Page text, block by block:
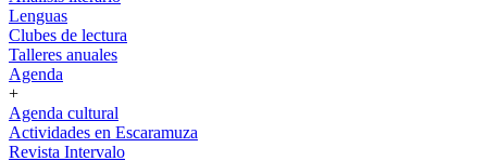
Lenguas
Clubes de lectura
Talleres anuales
Agenda
+
Agenda cultural
Actividades en Escaramuza
Revista Intervalo